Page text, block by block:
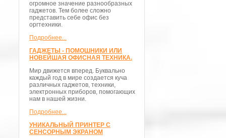
огромное значение разнообразных
гаджетов. Тем более сложно
представить себе офис без
оргтехники.
Подробнее...
ГАДЖЕТЫ - ПОМОШНИКИ ИЛИ
НОВЕЙШАЯ ОФИСНАЯ ТЕХНИКА.
Мир движется вперед. Буквально
каждый год в мире создается куча
различных гаджетов, техники,
электронных приборов, помогающих
нам в нашей жизни.
Подробнее...
УНИКАЛЬНЫЙ ПРИНТЕР С
СЕНСОРНЫМ ЭКРАНОМ